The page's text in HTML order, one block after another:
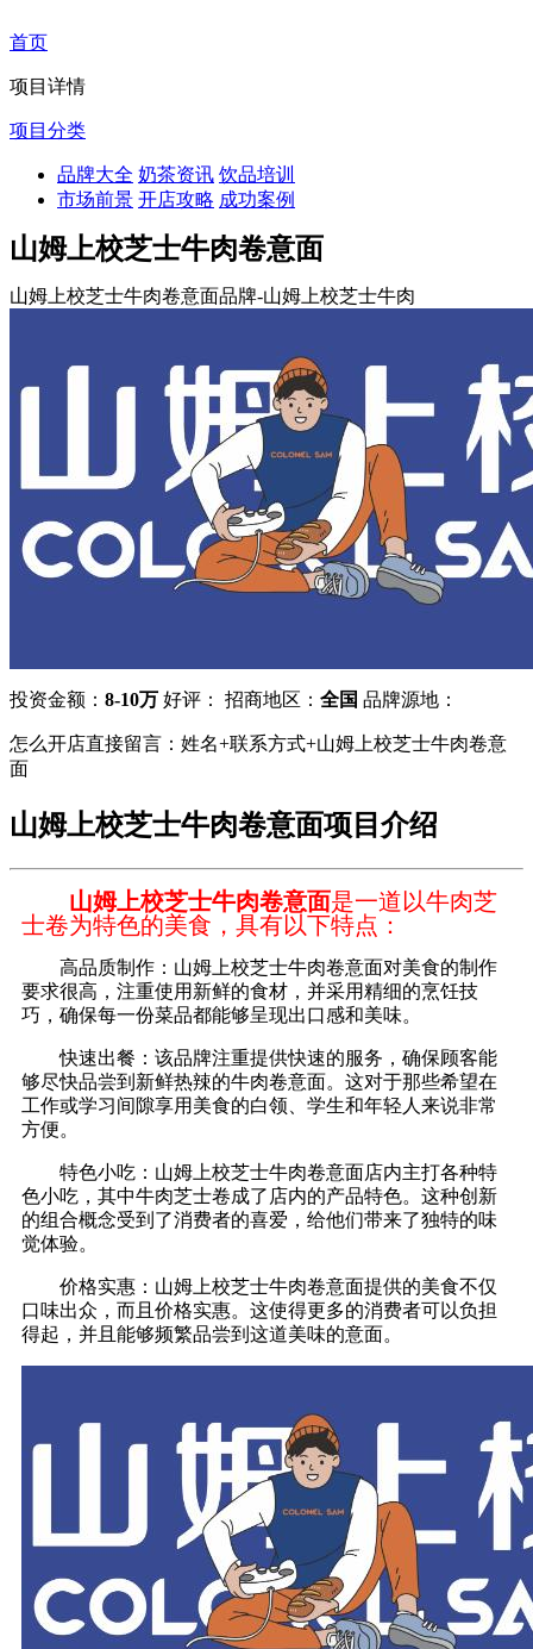
首页
项目详情
项目分类
品牌大全 奶茶资讯 饮品培训
市场前景 开店攻略 成功案例
山姆上校芝士牛肉卷意面
山姆上校芝士牛肉卷意面品牌-山姆上校芝士牛肉
投资金额： 8-10万 好评： 招商地区： 全国 品牌源地：
怎么开店直接留言：姓名+联系方式+山姆上校芝士牛肉卷意
面
山姆上校芝士牛肉卷意面项目介绍
山姆上校芝士牛肉卷意面是一道以牛肉芝
士卷为特色的美食，具有以下特点：
高品质制作：山姆上校芝士牛肉卷意面对美食的制作
要求很高，注重使用新鲜的食材，并采用精细的烹饪技
巧，确保每一份菜品都能够呈现出口感和美味。
快速出餐：该品牌注重提供快速的服务，确保顾客能
够尽快品尝到新鲜热辣的牛肉卷意面。这对于那些希望在
工作或学习间隙享用美食的白领、学生和年轻人来说非常
方便。
特色小吃：山姆上校芝士牛肉卷意面店内主打各种特
色小吃，其中牛肉芝士卷成了店内的产品特色。这种创新
的组合概念受到了消费者的喜爱，给他们带来了独特的味
觉体验。
价格实惠：山姆上校芝士牛肉卷意面提供的美食不仅
口味出众，而且价格实惠。这使得更多的消费者可以负担
得起，并且能够频繁品尝到这道美味的意面。